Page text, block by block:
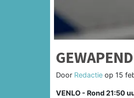
Door Redactie op 15
VENLO - Rond 21:50